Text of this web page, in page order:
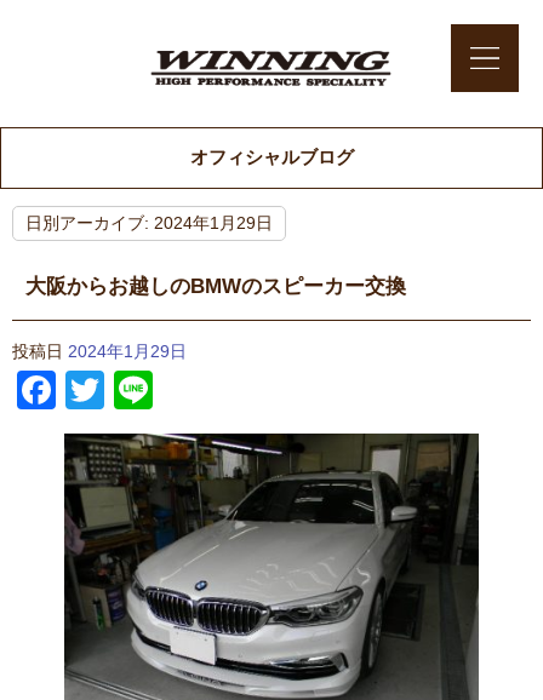
オフィシャルブログ
日別アーカイブ: 2024年1月29日
大阪からお越しのBMWのスピーカー交換
投稿日 2024年1月29日
Facebook
Twitter